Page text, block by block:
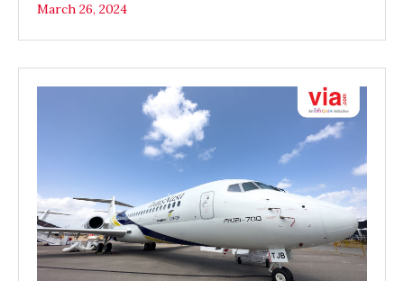
March 26, 2024